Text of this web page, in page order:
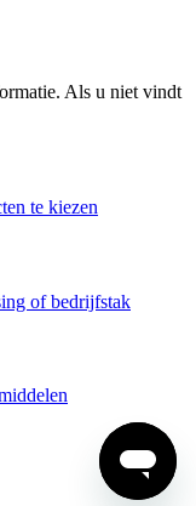
Als u niet vindt
te kiezen
of bedrijfstak